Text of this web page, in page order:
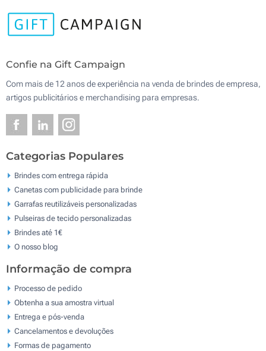
Confie na Gift Campaign
Com mais de 12 anos de experiência na venda de brindes de empresa,
artigos publicitários e merchandising para empresas.
Categorias Populares
Brindes com entrega rápida
Canetas com publicidade para brinde
Garrafas reutilizáveis personalizadas
Pulseiras de tecido personalizadas
Brindes até 1€
O nosso blog
Informação de compra
Processo de pedido
Obtenha a sua amostra virtual
Entrega e pós-venda
Cancelamentos e devoluções
Formas de pagamento